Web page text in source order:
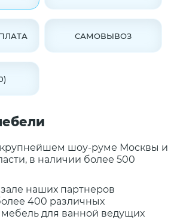
САМОВЫВОЗ
шоу-руме Москвы и
в наличии более 500
наших партнеров
400 различных
для ванной ведущих